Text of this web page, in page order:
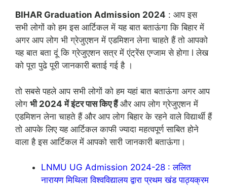
BIHAR Graduation Admission 2024 : आप इस
सभी लोगों को हम इस आर्टिकल में यह बात बताऊंगा कि बिहार में
अगर आप लोग भी ग्रेजुएशन में एडमिशन लेना चाहते हैं तो आपको
यह बात बता दूं कि ग्रेजुएशन सत्र में एंट्रेंस एग्जाम से होगा l लेख
को पूरा पुढे पूरी जानकारी बताई गई है ।
तो सबसे पहले आप सभी लोगों को हम यहां बात बताऊंगा अगर आप
लोग भी 2024 में इंटर पास किए हैंऔर आप लोग ग्रेजुएशन में
एडमिशन लेना चाहते हैं और आप लोग बिहार के रहने वाले विद्यार्थी हैं
तो आपके लिए यह आर्टिकल काफी ज्यादा महत्वपूर्ण साबित होने
वाला है इस आर्टिकल में आपको सारी जानकारी बताऊंगा।
LNMU UG Admission 2024-28 : ललित
नारायण मिथिला विश्वविद्यालय द्वारा प्रथम खंड पाठ्यक्रम